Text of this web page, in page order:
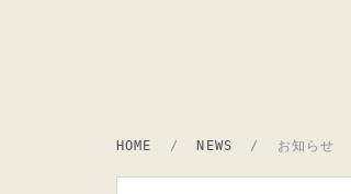
HOME / NEWS / お知らせ